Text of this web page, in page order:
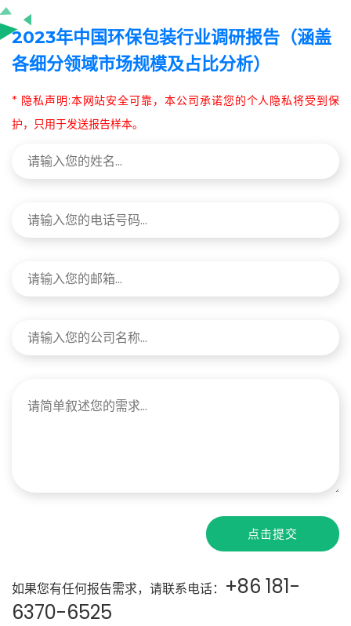
2023年中国环保包装行业调研报告（涵盖
各细分领域市场规模及占比分析）
* 隐私声明:本网站安全可靠，本公司承诺您的个人隐私将受到保
护，只用于发送报告样本。
点击提交
如果您有任何报告需求，请联系电话： +86 181-
6370-6525